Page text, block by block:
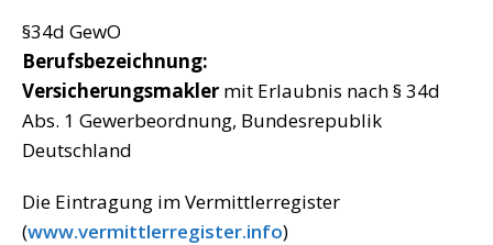
§34d GewO
Berufsbezeichnung:
Versicherungsmakler mit Erlaubnis nach § 34d
Abs. 1 Gewerbeordnung, Bundesrepublik
Deutschland
Die Eintragung im Vermittlerregister
(www.vermittlerregister.info)